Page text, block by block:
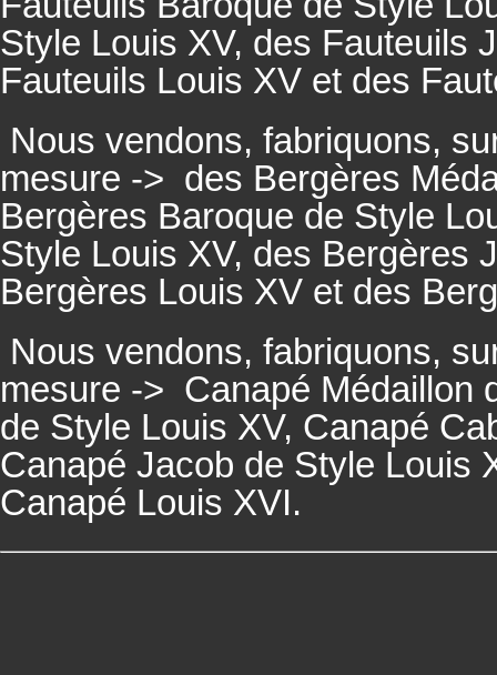
Style Louis XV, des Fauteuils
Fauteuils Louis XV et des
Nous vendons, fabriquons,
mesure -> des Bergères
Bergères Baroque de Style
Style Louis XV, des Bergères
Bergères Louis XV et des
Nous vendons, fabriquons,
mesure -> Canapé Médaillon
de Style Louis XV, Canapé
Canapé Jacob de Style Louis
Canapé Louis XVI.